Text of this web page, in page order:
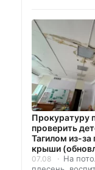
Прокуратуру
проверить
Тагилом из-
крыши
07.08
На